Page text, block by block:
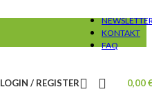
KONTAKT
FAQ
LOGIN / REGISTER 0,00